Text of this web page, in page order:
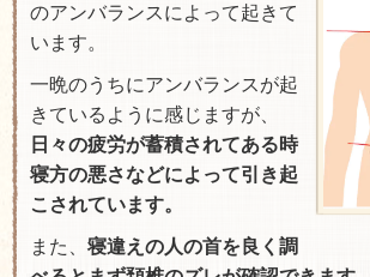
のアンバランスによって起きて
います。
一晩のうちにアンバランスが起
きているように感じますが、
日々の疲労が蓄積されてある時
寝方の悪さなどによって引き起
こされています。
また、 寝違えの人の首を良く調